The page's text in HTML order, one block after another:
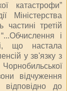
катастрофи”
частині третій
і
що настала
у зв'язку з
відчуження
відповідно до